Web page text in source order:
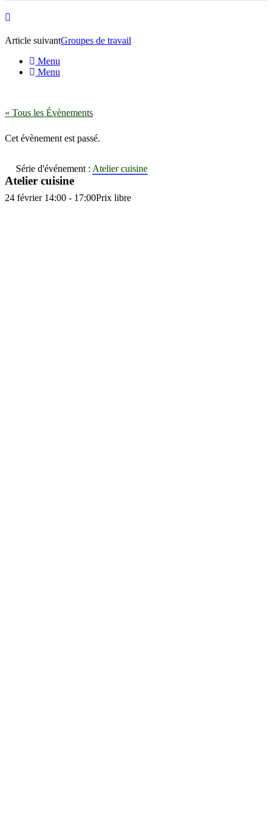
Article suivantGroupes de travail
Menu
Menu
« Tous les Évènements
Cet évènement est passé.
Série d'événement : Atelier cuisine
Atelier cuisine
24 février 14:00 - 17:00Prix libre